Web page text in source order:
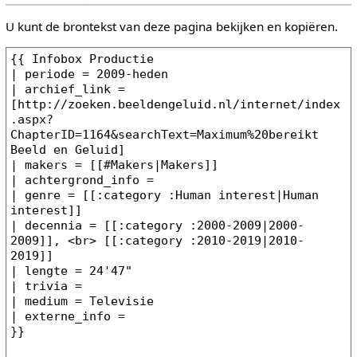
U kunt de brontekst van deze pagina bekijken en kopiëren.